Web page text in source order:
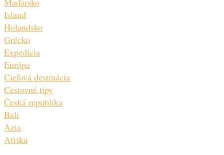
Island
Holandsko
Grécko
Expedícia
Európa
Cieľová destinácia
Cestovné tipy
Česká republika
Bali
Ázia
Afrika